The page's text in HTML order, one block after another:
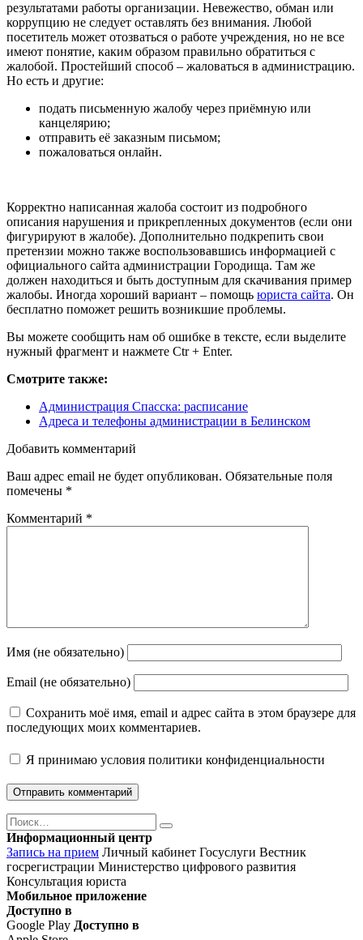
результатами работы организации. Невежество, обман или
коррупцию не следует оставлять без внимания. Любой
посетитель может отозваться о работе учреждения, но не все
имеют понятие, каким образом правильно обратиться с
жалобой. Простейший способ – жаловаться в администрацию.
Но есть и другие:
подать письменную жалобу через приёмную или
канцелярию;
отправить её заказным письмом;
пожаловаться онлайн.
Корректно написанная жалоба состоит из подробного
описания нарушения и прикрепленных документов (если они
фигурируют в жалобе). Дополнительно подкрепить свои
претензии можно также воспользовавшись информацией с
официального сайта администрации Городища. Там же
должен находиться и быть доступным для скачивания пример
жалобы. Иногда хороший вариант – помощь юриста сайта. Он
бесплатно поможет решить возникшие проблемы.
Вы можете сообщить нам об ошибке в тексте, если выделите
нужный фрагмент и нажмете Ctr + Enter.
Смотрите также:
Администрация Спасска: расписание
Адреса и телефоны администрации в Белинском
Добавить комментарий
Ваш адрес email не будет опубликован. Обязательные поля
помечены *
Комментарий *
Имя (не обязательно)
Email (не обязательно)
Сохранить моё имя, email и адрес сайта в этом браузере для
последующих моих комментариев.
Я принимаю условия политики конфиденциальности
Поиск
Найти
Информационный центр
Запись на прием Личный кабинет Госуслуги Вестник
госрегистрации Министерство цифрового развития
Консультация юриста
Мобильное приложение
Доступно в
Google Play Доступно в